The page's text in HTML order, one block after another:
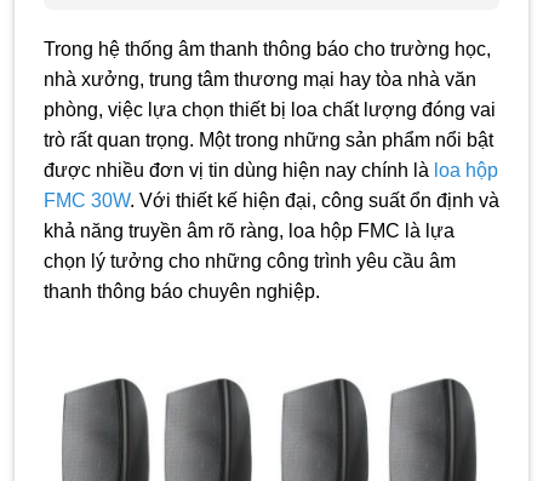
Trong hệ thống âm thanh thông báo cho trường học,
nhà xưởng, trung tâm thương mại hay tòa nhà văn
phòng, việc lựa chọn thiết bị loa chất lượng đóng vai
trò rất quan trọng. Một trong những sản phẩm nổi bật
được nhiều đơn vị tin dùng hiện nay chính là loa hộp
FMC 30W. Với thiết kế hiện đại, công suất ổn định và
khả năng truyền âm rõ ràng, loa hộp FMC là lựa
chọn lý tưởng cho những công trình yêu cầu âm
thanh thông báo chuyên nghiệp.